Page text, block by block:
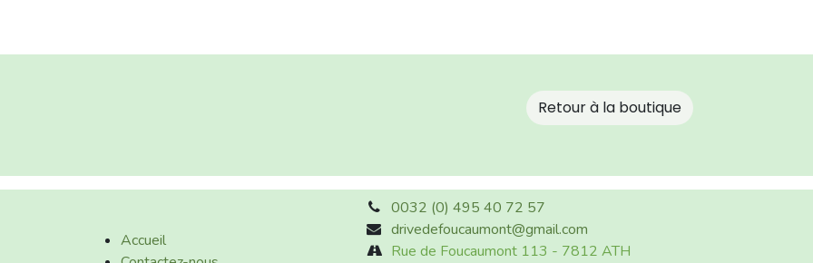
​​Retour à la boutiqu​​e
Accueil
0032 (0) 495 40 72 57
drivedefoucaumont@gmail.com
Rue de Foucaumont 113 - 7812 ATH